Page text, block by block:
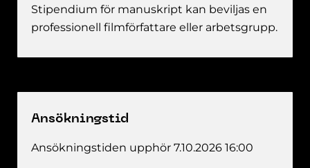
Stipendium för manuskript kan beviljas en
professionell filmförfattare eller arbetsgrupp.
Ansökningstid
Ansökningstiden upphör 7.10.2026 16:00